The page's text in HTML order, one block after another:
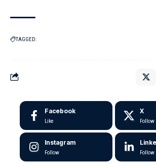
TAGGED:
Facebook
Like
X
Follow
Instagram
Follow Follow